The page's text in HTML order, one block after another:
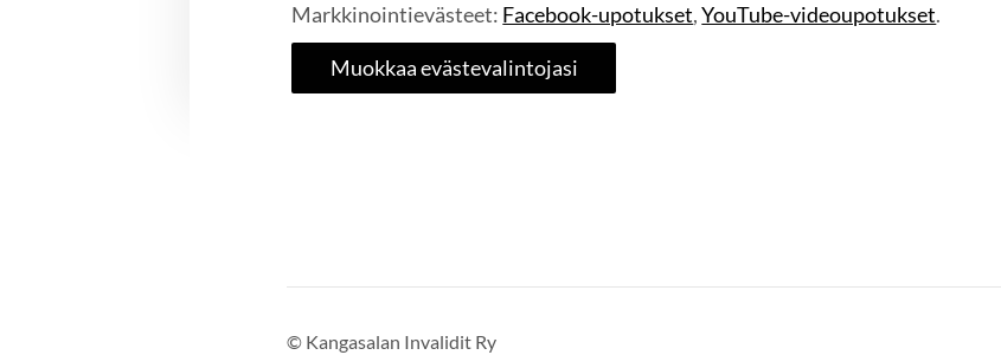
Markkinointievästeet: Facebook-upotukset,YouTube-videoupotukset.
Muokkaa evästevalintojasi
© Kangasalan Invalidit Ry